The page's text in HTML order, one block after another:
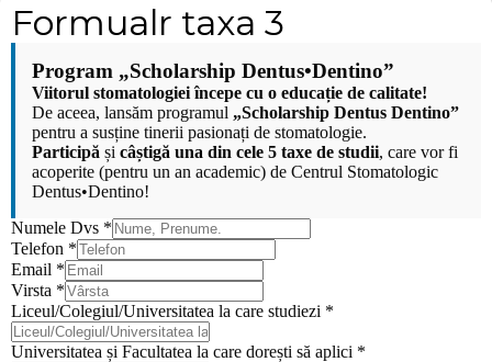
Formualr taxa 3
Program „Scholarship Dentus•Dentino”
Viitorul stomatologiei începe cu o educație de calitate!
De aceea, lansăm programul „Scholarship Dentus Dentino”
pentru a susține tinerii pasionați de stomatologie.
Participă și câștigă una din cele 5 taxe de studii, care vor fi
acoperite (pentru un an academic) de Centrul Stomatologic
Dentus•Dentino!
Numele Dvs *
Telefon *
Email *
Virsta *
Liceul/Colegiul/Universitatea la care studiezi *
Universitatea și Facultatea la care dorești să aplici *